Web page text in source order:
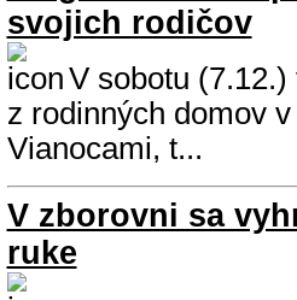
svojich rodičov
V sobotu
z rodinných domov
Vianocami, t...
V zborovni sa
ruke